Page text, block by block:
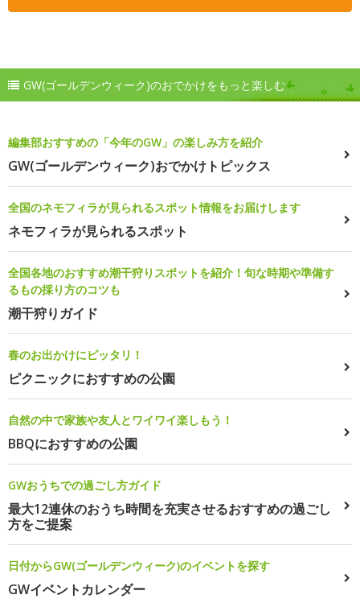
GW(ゴールデンウィーク)のおでかけをもっと楽しむ
編集部おすすめの「今年のGW」の楽しみ方を紹介
GW(ゴールデンウィーク)おでかけトピックス
全国のネモフィラが見られるスポット情報をお届けします
ネモフィラが見られるスポット
全国各地のおすすめ潮干狩りスポットを紹介！旬な時期や準備す
るもの採り方のコツも
潮干狩りガイド
春のお出かけにピッタリ！
ピクニックにおすすめの公園
自然の中で家族や友人とワイワイ楽しもう！
BBQにおすすめの公園
GWおうちでの過ごし方ガイド
最大12連休のおうち時間を充実させるおすすめの過ごし
方をご提案
日付からGW(ゴールデンウィーク)のイベントを探す
GWイベントカレンダー